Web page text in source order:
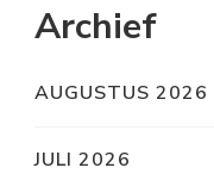
Archief
AUGUSTUS 2026
JULI 2026